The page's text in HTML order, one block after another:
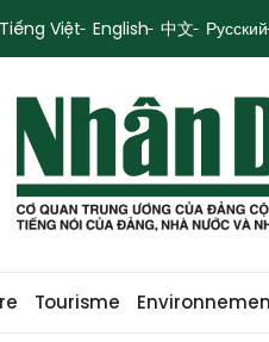
Tiếng Việt English 中文 Русский
Tourisme